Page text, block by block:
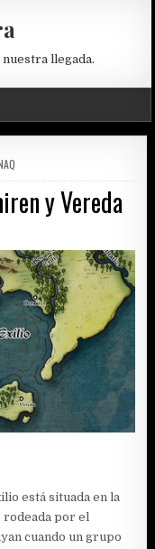
llegada.
y Vereda
está situada en la
por el
cuando un grupo